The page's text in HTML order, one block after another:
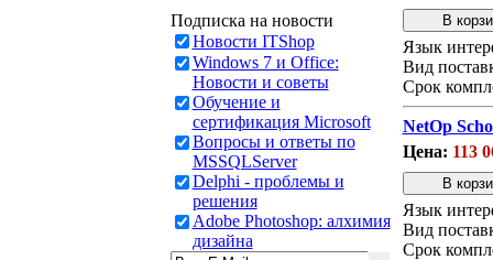
Подписка на новости
Новости ITShop
Windows 7 и Office:
Новости и советы
Обучение и
сертификация Microsoft
Вопросы и ответы по
MSSQLServer
Delphi - проблемы и
решения
Adobe Photoshop: алхимия
дизайна
Язык
Вид
Срок
NetOp
Цена: 113
Язык
Вид
Срок